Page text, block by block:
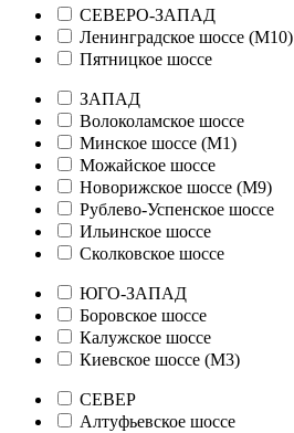
СЕВЕРО-ЗАПАД
Ленинградское шоссе (М10)
Пятницкое шоссе
ЗАПАД
Волоколамское шоссе
Минское шоссе (М1)
Можайское шоссе
Новорижское шоссе (М9)
Рублево-Успенское шоссе
Ильинское шоссе
Сколковское шоссе
ЮГО-ЗАПАД
Боровское шоссе
Калужское шоссе
Киевское шоссе (М3)
СЕВЕР
Алтуфьевское шоссе